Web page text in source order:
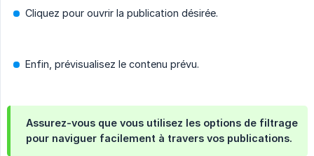
Cliquez pour ouvrir la publication désirée.
Enfin, prévisualisez le contenu prévu.
Assurez-vous que vous utilisez les options de filtrage
pour naviguer facilement à travers vos publications.